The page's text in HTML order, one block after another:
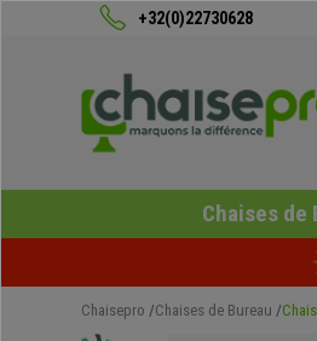
+32(0)22730628
Chaises de
Chaisepro Chaises de Bureau